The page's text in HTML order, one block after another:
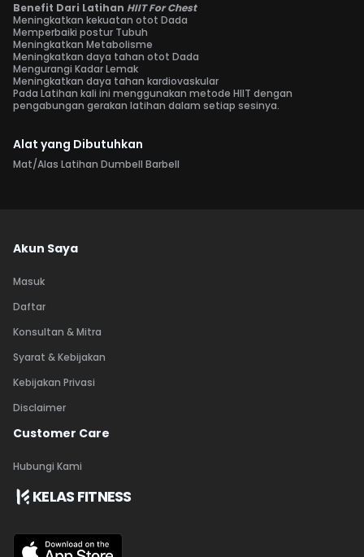
Benefit Dari Latihan HIIT For Chest
Meningkatkan kekuatan otot Dada
Memperbaiki postur Tubuh
Meningkatkan Metabolisme
Meningkatkan daya tahan otot Dada
Mengurangi Kadar Lemak
Meningkatkan daya tahan kardiovaskular
Pada Latihan kali ini menggunakan metode HIIT dengan
pengabungan gerakan latihan dalam setiap sesinya.
Alat yang Dibutuhkan
Mat/Alas Latihan Dumbell Barbell
Akun Saya
Masuk
Daftar
Konsultan & Mitra
Syarat & Kebijakan
Kebijakan Privasi
Disclaimer
Customer Care
Hubungi Kami
KELAS FITNESS